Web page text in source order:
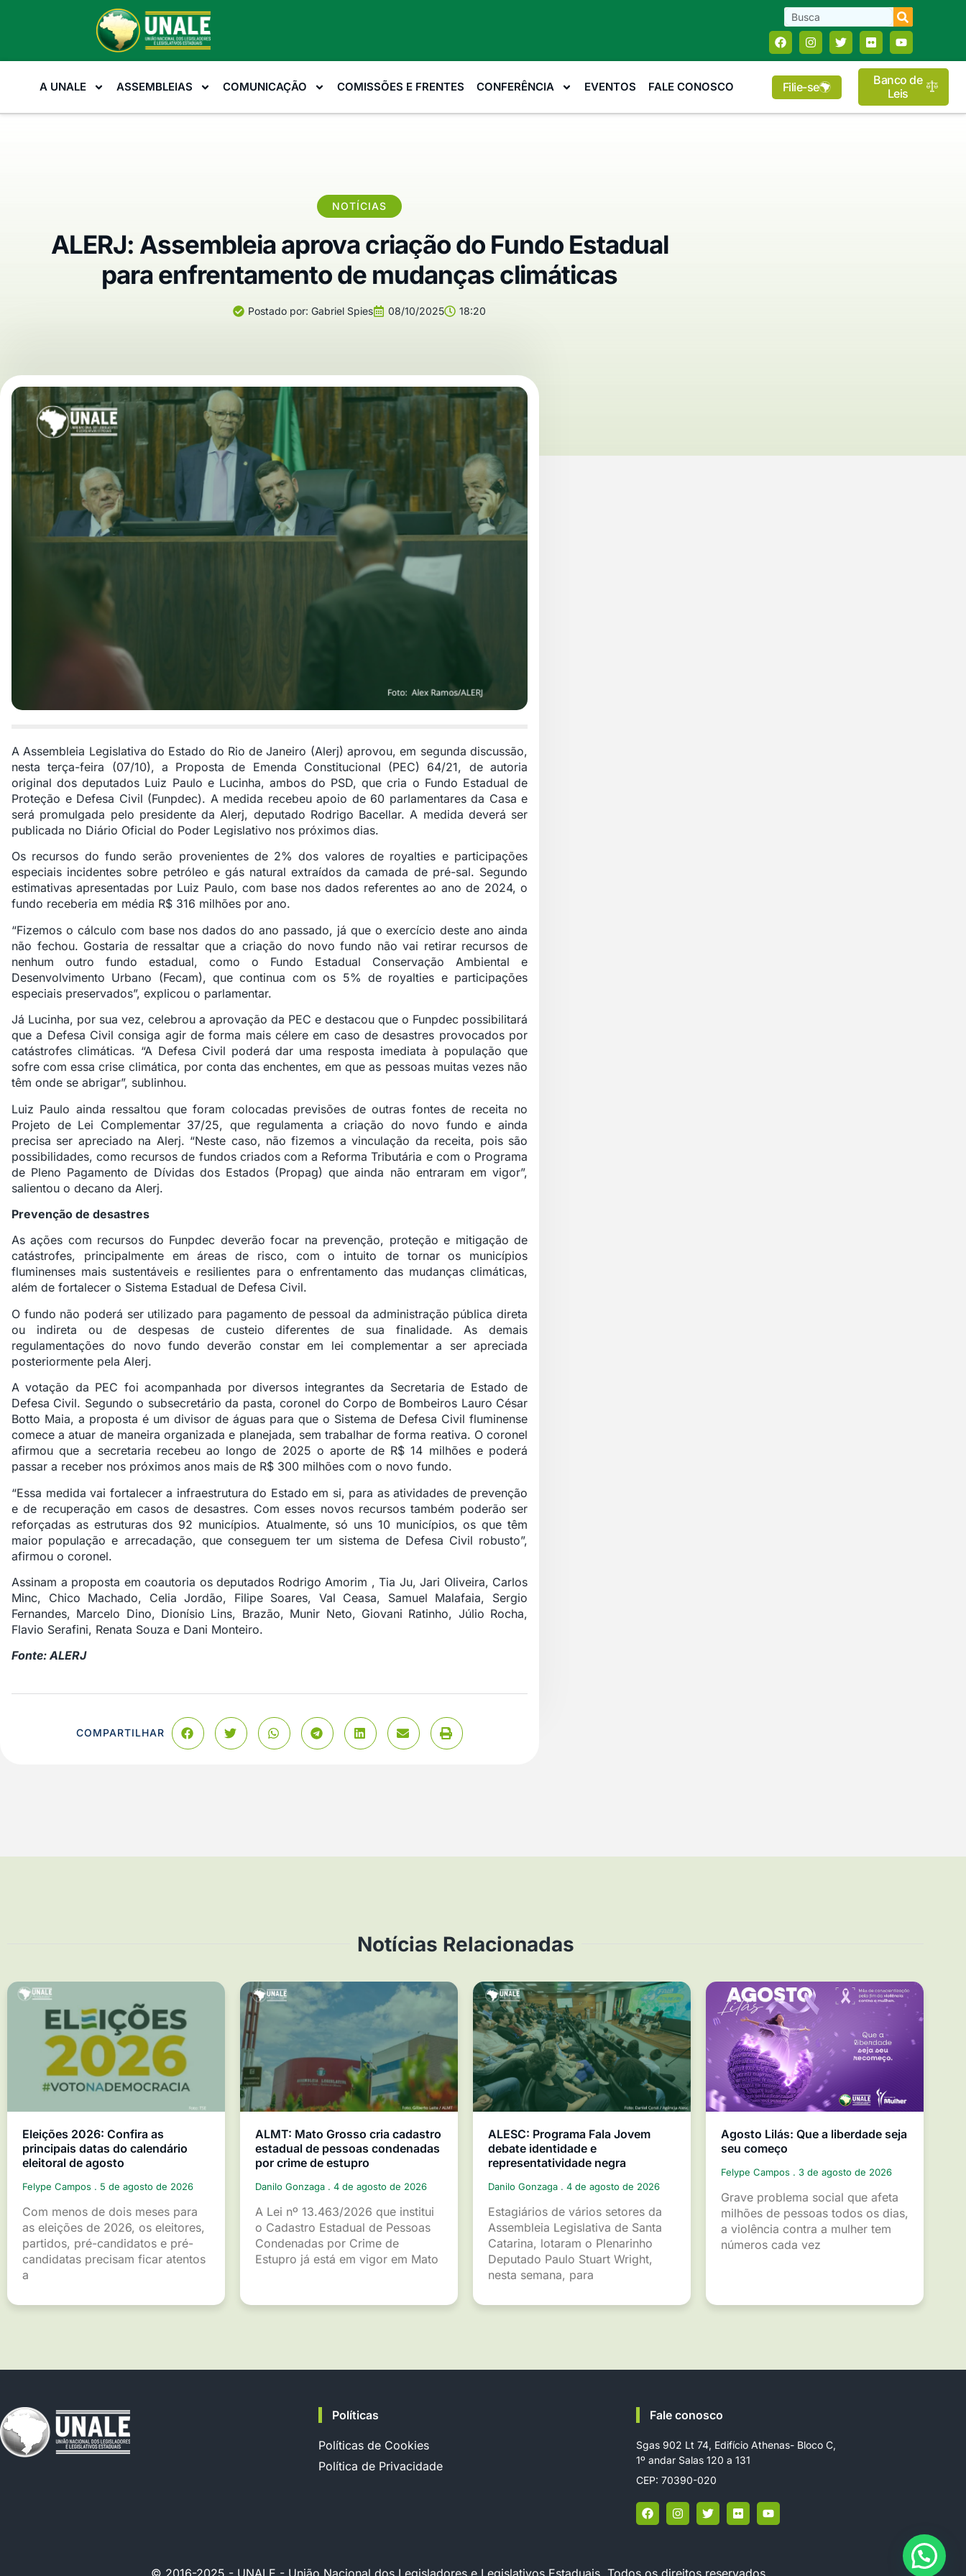
A UNALE ASSEMBLEIAS COMUNICAÇÃO COMISSÕES E FRENTES CONFERÊNCIA EVENTOS FALE CONOSCO Filie-se
Banco de
Leis
NOTÍCIAS
ALERJ: Assembleia aprova criação do Fundo Estadual
para enfrentamento de mudanças climáticas
Postado por: Gabriel Spies 08/10/2025 18:20
A Assembleia Legislativa do Estado do Rio de Janeiro (Alerj) aprovou, em segunda discussão,
nesta terça-feira (07/10), a Proposta de Emenda Constitucional (PEC) 64/21, de autoria
original dos deputados Luiz Paulo e Lucinha, ambos do PSD, que cria o Fundo Estadual de
Proteção e Defesa Civil (Funpdec). A medida recebeu apoio de 60 parlamentares da Casa e
será promulgada pelo presidente da Alerj, deputado Rodrigo Bacellar. A medida deverá ser
publicada no Diário Oficial do Poder Legislativo nos próximos dias.
Os recursos do fundo serão provenientes de 2% dos valores de royalties e participações
especiais incidentes sobre petróleo e gás natural extraídos da camada de pré-sal. Segundo
estimativas apresentadas por Luiz Paulo, com base nos dados referentes ao ano de 2024, o
fundo receberia em média R$ 316 milhões por ano.
“Fizemos o cálculo com base nos dados do ano passado, já que o exercício deste ano ainda
não fechou. Gostaria de ressaltar que a criação do novo fundo não vai retirar recursos de
nenhum outro fundo estadual, como o Fundo Estadual Conservação Ambiental e
Desenvolvimento Urbano (Fecam), que continua com os 5% de royalties e participações
especiais preservados”, explicou o parlamentar.
Já Lucinha, por sua vez, celebrou a aprovação da PEC e destacou que o Funpdec possibilitará
que a Defesa Civil consiga agir de forma mais célere em caso de desastres provocados por
catástrofes climáticas. “A Defesa Civil poderá dar uma resposta imediata à população que
sofre com essa crise climática, por conta das enchentes, em que as pessoas muitas vezes não
têm onde se abrigar”, sublinhou.
Luiz Paulo ainda ressaltou que foram colocadas previsões de outras fontes de receita no
Projeto de Lei Complementar 37/25, que regulamenta a criação do novo fundo e ainda
precisa ser apreciado na Alerj. “Neste caso, não fizemos a vinculação da receita, pois são
possibilidades, como recursos de fundos criados com a Reforma Tributária e com o Programa
de Pleno Pagamento de Dívidas dos Estados (Propag) que ainda não entraram em vigor”,
salientou o decano da Alerj.
Prevenção de desastres
As ações com recursos do Funpdec deverão focar na prevenção, proteção e mitigação de
catástrofes, principalmente em áreas de risco, com o intuito de tornar os municípios
fluminenses mais sustentáveis e resilientes para o enfrentamento das mudanças climáticas,
além de fortalecer o Sistema Estadual de Defesa Civil.
O fundo não poderá ser utilizado para pagamento de pessoal da administração pública direta
ou indireta ou de despesas de custeio diferentes de sua finalidade. As demais
regulamentações do novo fundo deverão constar em lei complementar a ser apreciada
posteriormente pela Alerj.
A votação da PEC foi acompanhada por diversos integrantes da Secretaria de Estado de
Defesa Civil. Segundo o subsecretário da pasta, coronel do Corpo de Bombeiros Lauro César
Botto Maia, a proposta é um divisor de águas para que o Sistema de Defesa Civil fluminense
comece a atuar de maneira organizada e planejada, sem trabalhar de forma reativa. O coronel
afirmou que a secretaria recebeu ao longo de 2025 o aporte de R$ 14 milhões e poderá
passar a receber nos próximos anos mais de R$ 300 milhões com o novo fundo.
“Essa medida vai fortalecer a infraestrutura do Estado em si, para as atividades de prevenção
e de recuperação em casos de desastres. Com esses novos recursos também poderão ser
reforçadas as estruturas dos 92 municípios. Atualmente, só uns 10 municípios, os que têm
maior população e arrecadação, que conseguem ter um sistema de Defesa Civil robusto”,
afirmou o coronel.
Assinam a proposta em coautoria os deputados Rodrigo Amorim , Tia Ju, Jari Oliveira, Carlos
Minc, Chico Machado, Celia Jordão, Filipe Soares, Val Ceasa, Samuel Malafaia, Sergio
Fernandes, Marcelo Dino, Dionísio Lins, Brazão, Munir Neto, Giovani Ratinho, Júlio Rocha,
Flavio Serafini, Renata Souza e Dani Monteiro.
Fonte: ALERJ
COMPARTILHAR
Notícias Relacionadas
Eleições 2026: Confira as
principais datas do calendário
eleitoral de agosto
Felype Campos 5 de agosto de 2026
Com menos de dois meses para
as eleições de 2026, os eleitores,
partidos, pré-candidatos e pré-
candidatas precisam ficar atentos
a
ALMT: Mato Grosso cria cadastro
estadual de pessoas condenadas
por crime de estupro
Danilo Gonzaga 4 de agosto de 2026
A Lei nº 13.463/2026 que institui
o Cadastro Estadual de Pessoas
Condenadas por Crime de
Estupro já está em vigor em Mato
ALESC: Programa Fala Jovem
debate identidade e
representatividade negra
Danilo Gonzaga 4 de agosto de 2026
Estagiários de vários setores da
Assembleia Legislativa de Santa
Catarina, lotaram o Plenarinho
Deputado Paulo Stuart Wright,
nesta semana, para
Agosto Lilás: Que a liberdade seja
seu começo
Felype Campos 3 de agosto de 2026
Grave problema social que afeta
milhões de pessoas todos os dias,
a violência contra a mulher tem
números cada vez
Políticas
Políticas de Cookies
Política de Privacidade
Fale conosco
Sgas 902 Lt 74, Edifício Athenas- Bloco C,
1º andar Salas 120 a 131
CEP: 70390-020